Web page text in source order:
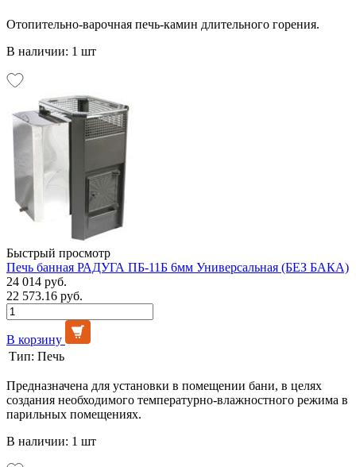
Отопительно-варочная печь-камин длительного горения.
В наличии: 1 шт
Быстрый просмотр
Печь банная РАДУГА ПБ-11Б 6мм Универсальная (БЕЗ БАКА)
24 014 руб.
22 573.16 руб.
В корзину
Тип: Печь
Предназначена для установки в помещении бани, в целях
создания необходимого температурно-влажностного режима в
парильных помещениях.
В наличии: 1 шт